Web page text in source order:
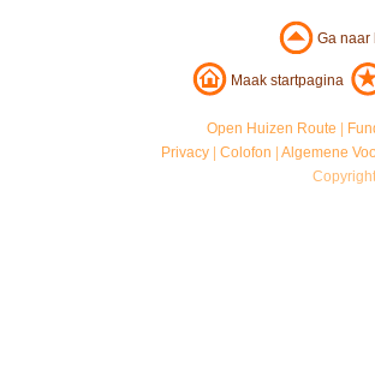
Ga
Maak startpagina
Open Huizen Route
Privacy |Colofon |Algemene